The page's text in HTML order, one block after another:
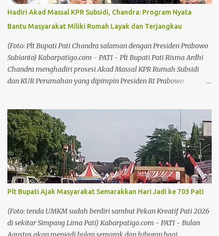
dibahas dalam audiensi itu, dijadwalkan bakal berlangsung pada
28–29 Agustus 2026 di Alun-alun Kabupaten Pati, dengan
menghadirkan pawai artis dan panggung hiburan untuk
masyarakat. Plt Bupati Pati Risma Ardhi Chandra mengatakan
pemerintah daerah telah melakukan koordinasi dengan tim M...
Hadiri Akad Massal KPR Subsidi, Chandra: Program Nyata
Bantu Masyarakat Miliki Rumah Layak dan Terjangkau
(Foto: Plt Bupati Pati Chandra salaman dengan Presiden Prabowo
Subianto) Kabarpatigo.com - PATI - Plt Bupati Pati Risma Ardhi
Chandra menghadiri prosesi Akad Massal KPR Rumah Subsidi
dan KUR Perumahan yang dipimpin Presiden RI Prabowo
dari percepatan Program Tiga Juta Rumah bagi Masyarakat
Berpenghasilan Rendah (MBR) dengan total nilai pembiayaan
mencapai Rp880 miliar. Baca juga: Memasuki Kemarau Panjang,
Pemkab Pati Siapkan Strategi Atasi Kekeringan Baca juga:
Kebijakan Larangan Jual LKS Dinilai Tak Matang, Fatkhur
Rahman: Hanya Melarang, Tanpa Ada Solusi Chandra
menyampaikan bahwa Pemerintah Kabupaten Pati mendukung
penuh upaya pemerintah pusat dalam memperluas akses
masyarakat berpenghasilan rendah terhadap hunian yang layak.
Menurutnya, pemenuhan kebutuhan rumah merupakan salah
satu fondasi penting dalam meningkatkan kesejahteraan
Plt Bupati Ajak Masyarakat Semarakkan Hari Jadi ke 703 Pati
(Foto: tenda UMKM sudah berdiri sambut Pekan Kreatif Pati 2026
di sekitar Simpang Lima Pati) Kabarpatigo.com - PATI - Bulan